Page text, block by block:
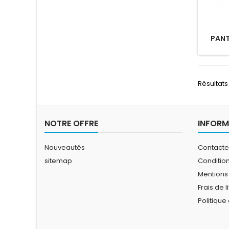
Résultats
NOTRE OFFRE
Nouveautés
sitemap
Frais de
Politique